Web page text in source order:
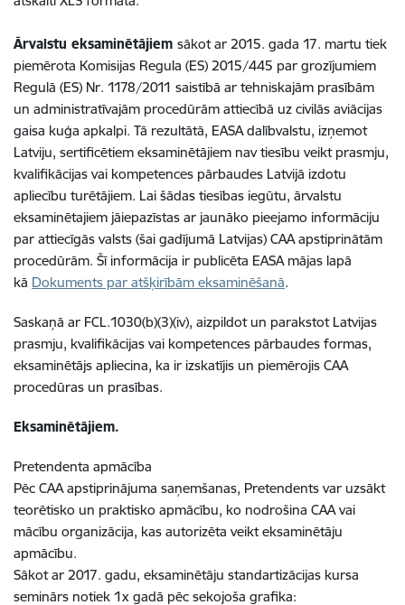
Ārvalstu eksaminētājiem sākot ar 2015. gada 17. martu tiek
piemērota Komisijas Regula (ES) 2015/445 par grozījumiem
Regulā (ES) Nr. 1178/2011 saistībā ar tehniskajām prasībām
un administratīvajām procedūrām attiecībā uz civilās aviācijas
gaisa kuģa apkalpi. Tā rezultātā, EASA dalībvalstu, izņemot
Latviju, sertificētiem eksaminētājiem nav tiesību veikt prasmju,
kvalifikācijas vai kompetences pārbaudes Latvijā izdotu
apliecību turētājiem. Lai šādas tiesības iegūtu, ārvalstu
eksaminētajiem jāiepazīstas ar jaunāko pieejamo informāciju
par attiecīgās valsts (šai gadījumā Latvijas) CAA apstiprinātām
procedūrām. Šī informācija ir publicēta EASA mājas lapā
kā Dokuments par atšķirībām eksaminēšanā.
Saskaņā ar FCL.1030(b)(3)(iv), aizpildot un parakstot Latvijas
prasmju, kvalifikācijas vai kompetences pārbaudes formas,
eksaminētājs apliecina, ka ir izskatījis un piemērojis CAA
procedūras un prasības.
Eksaminētājiem.
Pretendenta apmācība
Pēc CAA apstiprinājuma saņemšanas, Pretendents var uzsākt
teorētisko un praktisko apmācību, ko nodrošina CAA vai
mācību organizācija, kas autorizēta veikt eksaminētāju
apmācību.
Sākot ar 2017. gadu, eksaminētāju standartizācijas kursa
seminārs notiek 1x gadā pēc sekojoša grafika: